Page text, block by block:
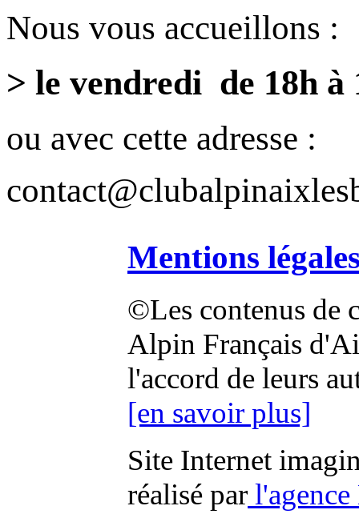
Nous vous accueillons :
> le vendredi de 18h à
ou avec cette adresse :
Mentions
©Les contenus de
Alpin Français
l'accord de leurs
[en savoir plus]
Site Internet
réalisé par